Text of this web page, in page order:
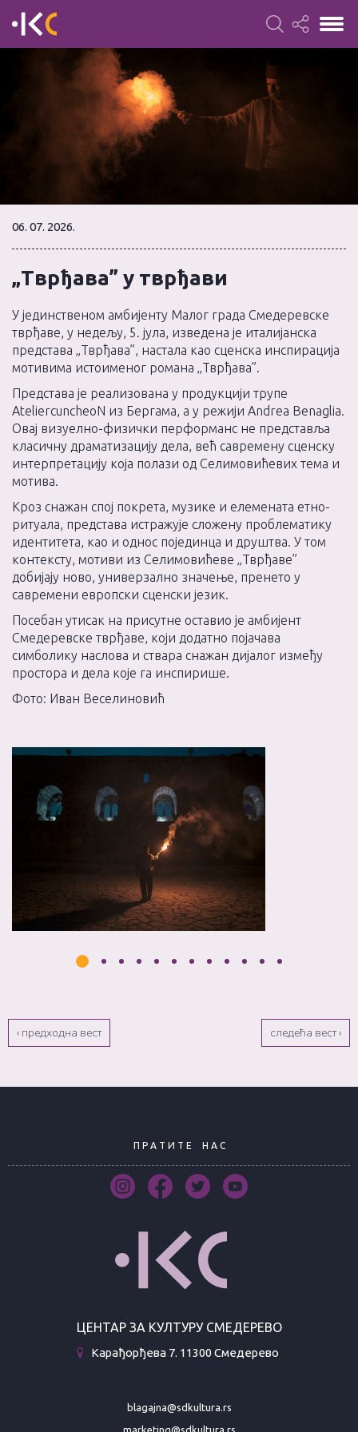
06. 07. 2026.
„Тврђава” у тврђави
У јединственом амбијенту Малог града Смедеревске
тврђаве, у недељу, 5. јула, изведена је италијанска
представа „Тврђава”, настала као сценска инспирација
мотивима истоименог романа „Тврђава”.
Представа је реализована у продукцији трупе
AteliercuncheoN из Бергама, а у режији Andrea Benaglia.
Овај визуелно-физички перформанс не представља
класичну драматизацију дела, већ савремену сценску
интерпретацију која полази од Селимовићевих тема и
мотива.
Кроз снажан спој покрета, музике и елемената етно-
ритуала, представа истражује сложену проблематику
идентитета, као и однос појединца и друштва. У том
контексту, мотиви из Селимовићеве „Тврђаве”
добијају ново, универзално значење, пренето у
савремени европски сценски језик.
Посебан утисак на присутне оставио је амбијент
Смедеревске тврђаве, који додатно појачава
симболику наслова и ствара снажан дијалог између
простора и дела које га инспирише.
Фото: Иван Веселиновић
‹ предходна вест следећа вест ›
П Р А Т И Т Е Н А С
ЦЕНТАР ЗА КУЛТУРУ СМЕДЕРЕВО
Карађорђева 7. 11300 Смедерево
blagajna@sdkultura.rs